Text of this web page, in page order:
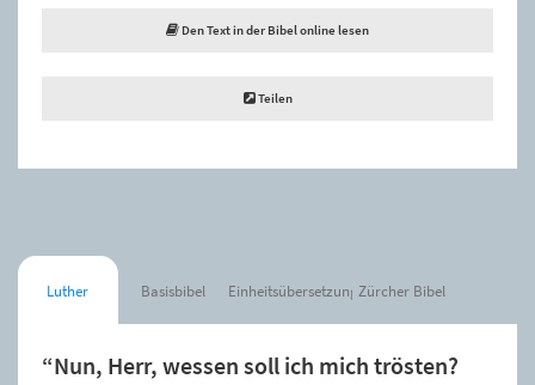
Den Text in der Bibel online lesen
Teilen
Luther Basisbibel Einheitsübersetzung Zürcher Bibel
“Nun, Herr, wessen soll ich mich trösten?